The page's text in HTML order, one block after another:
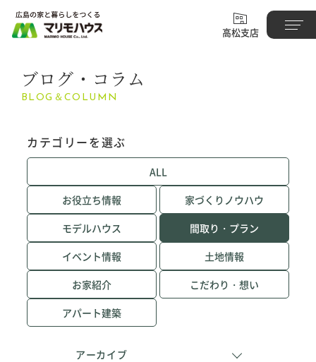
高松支店
ブログ・コラム
BLOG＆COLUMN
カテゴリーを選ぶ
ALL
お役立ち情報
家づくりノウハウ
モデルハウス
間取り・プラン
イベント情報
土地情報
お家紹介
こだわり・想い
アパート建築
アーカイブ